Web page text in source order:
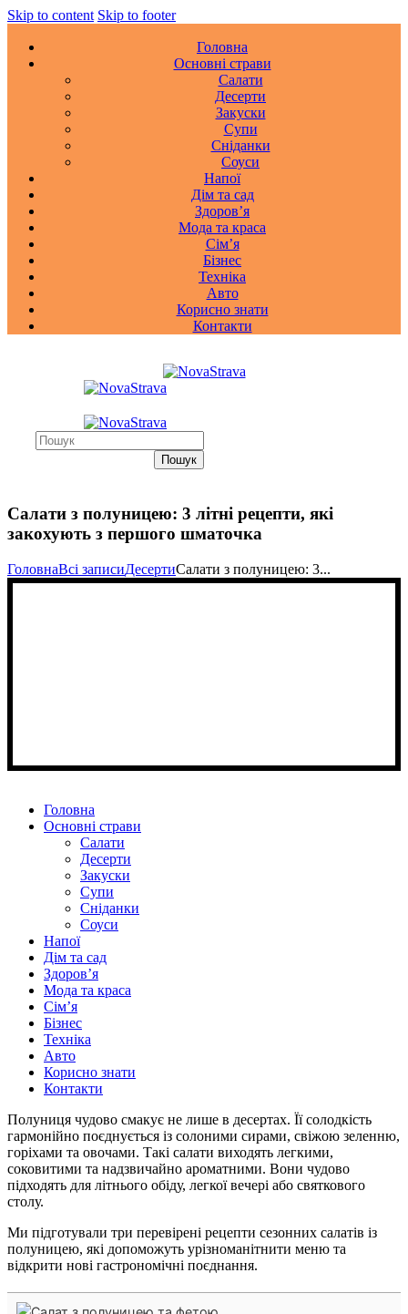
Skip to content Skip to footer
Головна
Основні страви
Салати
Десерти
Закуски
Супи
Сніданки
Соуси
Напої
Дім та сад
Здоровʼя
Мода та краса
Сімʼя
Бізнес
Техніка
Авто
Корисно знати
Контакти
Пошук
Салати з полуницею: 3 літні рецепти, які
закохують з першого шматочка
ГоловнаВсі записиДесертиСалати з полуницею: 3...
Головна
Основні страви
Салати
Десерти
Закуски
Супи
Сніданки
Соуси
Напої
Дім та сад
Здоровʼя
Мода та краса
Сімʼя
Бізнес
Техніка
Авто
Корисно знати
Контакти
Полуниця чудово смакує не лише в десертах. Її солодкість
гармонійно поєднується із солоними сирами, свіжою зеленню,
горіхами та овочами. Такі салати виходять легкими,
соковитими та надзвичайно ароматними. Вони чудово
підходять для літнього обіду, легкої вечері або святкового
столу.
Ми підготували три перевірені рецепти сезонних салатів із
полуницею, які допоможуть урізноманітнити меню та
відкрити нові гастрономічні поєднання.